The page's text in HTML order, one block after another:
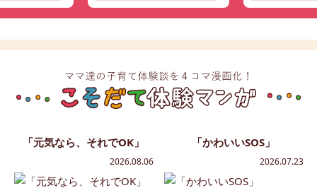
「元気なら、それでOK」
2026.08.06
「かわいいSOS」
2026.07.23